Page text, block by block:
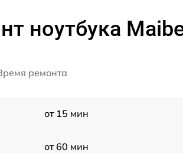
ноутбука
ремонта
от 15 мин
от 60 мин